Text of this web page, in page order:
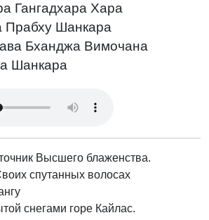
Гангадхара Хара
Прабху Шанкара
Бханджа Вимочана
Шанкара
Высшего блаженства.
спутанных волосах
снегами горе Кайлас.